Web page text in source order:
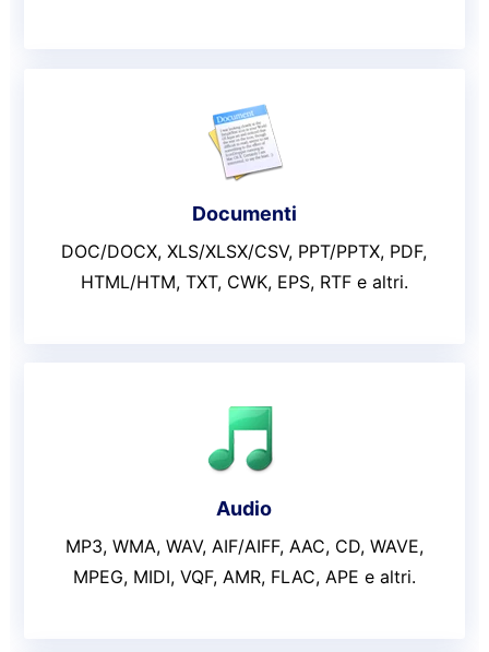
Documenti
DOC/DOCX, XLS/XLSX/CSV, PPT/PPTX, PDF,
HTML/HTM, TXT, CWK, EPS, RTF e altri.
Audio
MP3, WMA, WAV, AIF/AIFF, AAC, CD, WAVE,
MPEG, MIDI, VQF, AMR, FLAC, APE e altri.